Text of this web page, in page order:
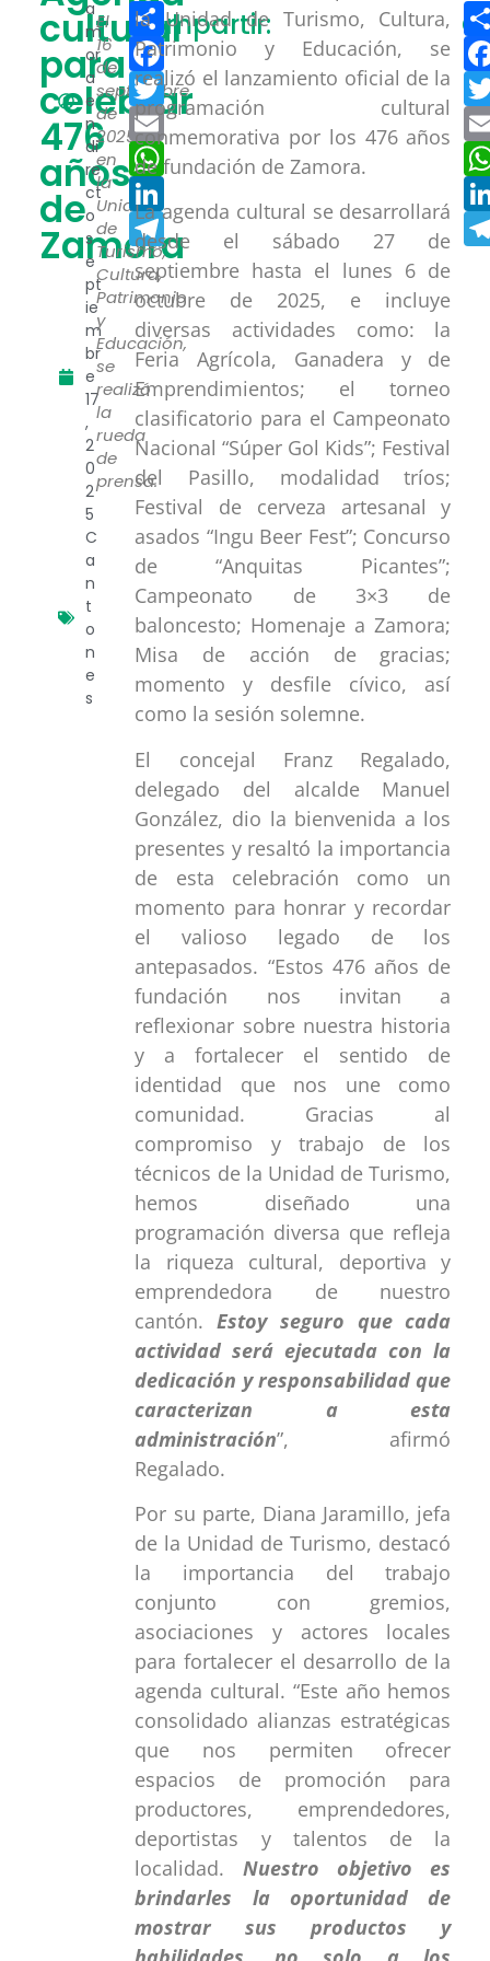
cultural
para
celebrar
476
años
de
Zamora
a
m
or
a
e
n
di
re
ct
o
s
e
pt
ie
m
br
e
17
,
2
0
2
5
C
a
n
t
o
n
e
s
El
16
de
septiembre
de
2025,
en
la
Unidad
de
Turismo,
Cultura,
Patrimonio
y
Educación,
se
realizó
la
rueda
de
prensa.
Compartir:
Compartir
Facebook
Twitter
Email
WhatsApp
LinkedIn
Telegram
la Unidad de Turismo, Cultura,
Patrimonio y Educación, se
realizó el lanzamiento oficial de la
programación cultural
conmemorativa por los 476 años
de fundación de Zamora.
La agenda cultural se desarrollará
desde el sábado 27 de
septiembre hasta el lunes 6 de
octubre de 2025, e incluye
diversas actividades como: la
Feria Agrícola, Ganadera y de
Emprendimientos; el torneo
clasificatorio para el Campeonato
Nacional “Súper Gol Kids”; Festival
del Pasillo, modalidad tríos;
Festival de cerveza artesanal y
asados “Ingu Beer Fest”; Concurso
de “Anquitas Picantes”;
Campeonato de 3×3 de
baloncesto; Homenaje a Zamora;
Misa de acción de gracias;
momento y desfile cívico, así
como la sesión solemne.
El concejal Franz Regalado,
delegado del alcalde Manuel
González, dio la bienvenida a los
presentes y resaltó la importancia
de esta celebración como un
momento para honrar y recordar
el valioso legado de los
antepasados. “Estos 476 años de
fundación nos invitan a
reflexionar sobre nuestra historia
y a fortalecer el sentido de
identidad que nos une como
comunidad. Gracias al
compromiso y trabajo de los
técnicos de la Unidad de Turismo,
hemos diseñado una
programación diversa que refleja
la riqueza cultural, deportiva y
emprendedora de nuestro
cantón. Estoy seguro que cada
actividad será ejecutada con la
dedicación y responsabilidad que
caracterizan a esta
administración”, afirmó
Regalado.
Por su parte, Diana Jaramillo, jefa
de la Unidad de Turismo, destacó
la importancia del trabajo
conjunto con gremios,
asociaciones y actores locales
para fortalecer el desarrollo de la
agenda cultural. “Este año hemos
consolidado alianzas estratégicas
que nos permiten ofrecer
espacios de promoción para
productores, emprendedores,
deportistas y talentos de la
localidad. Nuestro objetivo es
brindarles la oportunidad de
mostrar sus productos y